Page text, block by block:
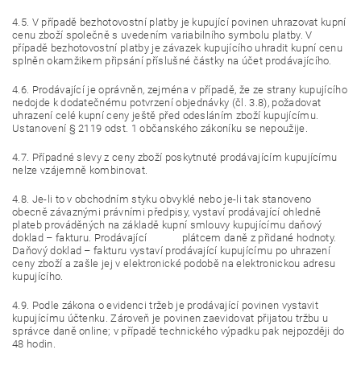
4.5. V případě bezhotovostní platby je kupující povinen uhrazovat kupní
cenu zboží společně s uvedením variabilního symbolu platby. V
případě bezhotovostní platby je závazek kupujícího uhradit kupní cenu
splněn okamžikem připsání příslušné částky na účet prodávajícího.
4.6. Prodávající je oprávněn, zejména v případě, že ze strany kupujícího
nedojde k dodatečnému potvrzení objednávky (čl. 3.8), požadovat
uhrazení celé kupní ceny ještě před odesláním zboží kupujícímu.
Ustanovení § 2119 odst. 1 občanského zákoníku se nepoužije.
4.7. Případné slevy z ceny zboží poskytnuté prodávajícím kupujícímu
nelze vzájemně kombinovat.
4.8. Je-li to v obchodním styku obvyklé nebo je-li tak stanoveno
obecně závaznými právními předpisy, vystaví prodávající ohledně
plateb prováděných na základě kupní smlouvy kupujícímu daňový
doklad – fakturu. Prodávající plátcem daně z přidané hodnoty.
Daňový doklad – fakturu vystaví prodávající kupujícímu po uhrazení
ceny zboží a zašle jej v elektronické podobě na elektronickou adresu
kupujícího.
4.9. Podle zákona o evidenci tržeb je prodávající povinen vystavit
kupujícímu účtenku. Zároveň je povinen zaevidovat přijatou tržbu u
správce daně online; v případě technického výpadku pak nejpozději do
48 hodin.